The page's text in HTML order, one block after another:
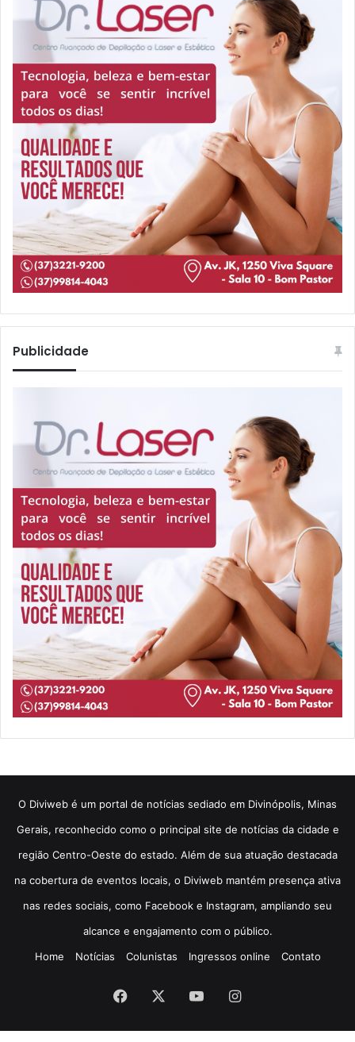
Publicidade
​O Diviweb é um portal de notícias sediado em Divinópolis, Minas
Gerais, reconhecido como o principal site de notícias da cidade e
região Centro-Oeste do estado. Além de sua atuação destacada
na cobertura de eventos locais, o Diviweb mantém presença ativa
nas redes sociais, como Facebook e Instagram, ampliando seu
alcance e engajamento com o público.
Home
Notícias Colunistas Ingressos online Contato
Facebook YouTubeInstagram